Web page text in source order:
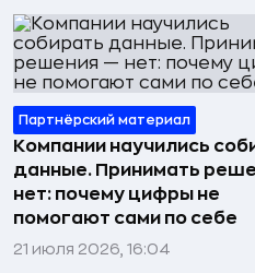
Партнёрский материал
Компании научились
данные. Принимать
нет: почему цифры не
помогают сами по себе
21 июля 2026, 16:04